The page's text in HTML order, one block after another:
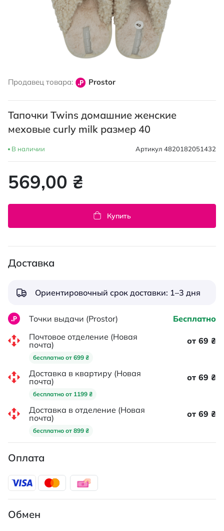
началу
изображений
Продавец товара: Prostor
Тапочки Twins домашние женские
меховые curly milk размер 40
В наличии Артикул 4820182051432
569,00 ₴
Купить
Доставка
Ориентировочный срок доставки: 1–3 дня
Точки выдачи (Prostor)
Бесплатно
Почтовое отделение (Новая
почта)
бесплатно от 699 ₴
от 69 ₴
Доставка в квартиру (Новая
почта)
бесплатно от 1199 ₴
от 69 ₴
Доставка в отделение (Новая
почта)
бесплатно от 899 ₴
от 69 ₴
Оплата
Обмен